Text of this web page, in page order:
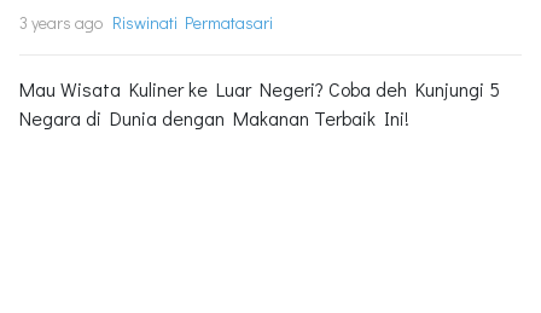
3 years ago Riswinati Permatasari
Mau Wisata Kuliner ke Luar Negeri? Coba deh Kunjungi 5
Negara di Dunia dengan Makanan Terbaik Ini!